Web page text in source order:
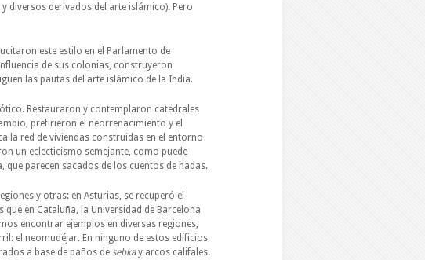
derivados del arte islámico). Pero
este estilo en el Parlamento de
de sus colonias, construyeron
las pautas del arte islámico de la India.
Restauraron y contemplaron catedrales
prefirieron el neorrenacimiento y el
la red de viviendas construidas en el entorno
un eclecticismo semejante, como puede
parecen sacados de los cuentos de hadas.
y otras: en Asturias, se recuperó el
en Cataluña, la Universidad de Barcelona
encontrar ejemplos en diversas regiones,
el neomudéjar. En ninguno de estos edificios
a base de paños de sebkay arcos califales.